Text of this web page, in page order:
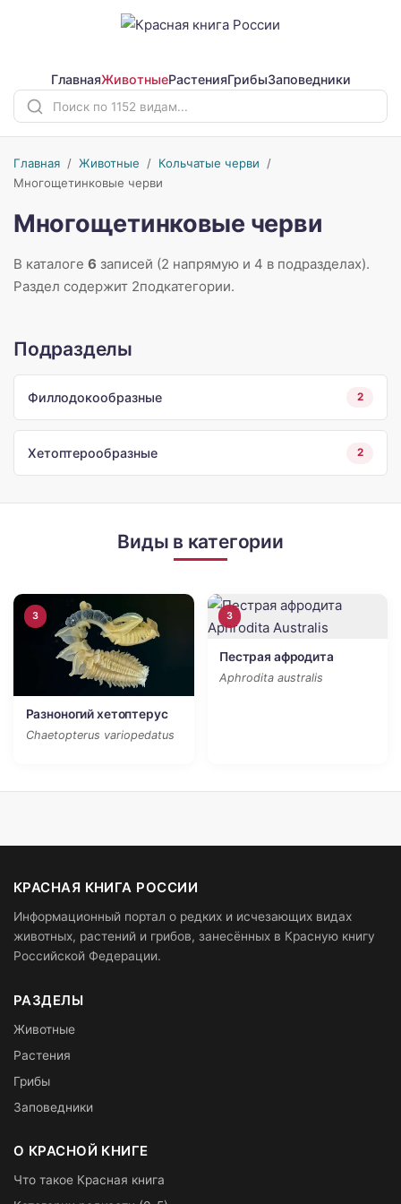
ГлавнаяЖивотныеРастенияГрибыЗаповедники
Главная / Животные / Кольчатые черви /
Многощетинковые черви
Многощетинковые черви
В каталоге 6 записей (2 напрямую и 4 в подразделах).
Раздел содержит 2подкатегории.
Подразделы
Филлодокообразные 2
Хетоптерообразные 2
Виды в категории
3
Разноногий хетоптерус
Chaetopterus variopedatus
3
Пестрая афродита
Aphrodita australis
КРАСНАЯ КНИГА РОССИИ
Информационный портал о редких и исчезающих видах
животных, растений и грибов, занесённых в Красную книгу
Российской Федерации.
РАЗДЕЛЫ
Животные
Растения
Грибы
Заповедники
О КРАСНОЙ КНИГЕ
Что такое Красная книга